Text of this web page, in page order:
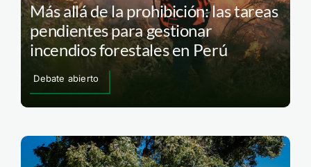
Más allá de la prohibición: las tareas
pendientes para gestionar
incendios forestales en Perú
Debate abierto